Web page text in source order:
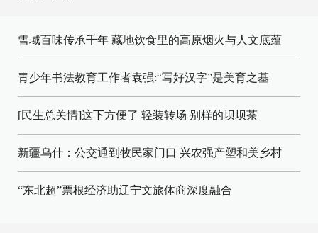
雪域百味传承千年 藏地饮食里的高原烟火与人文底蕴
青少年书法教育工作者袁强:“写好汉字”是美育之基
[民生总关情]这下方便了 轻装转场 别样的坝坝茶
新疆乌什：公交通到牧民家门口 兴农强产塑和美乡村
“东北超”票根经济助辽宁文旅体商深度融合